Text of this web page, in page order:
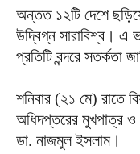
অন্তত ১২টি দেশে
উদ্বিগ্ন সারাবিশ্ব। এ
প্রতিটি বন্দরে সতর্কতা
শনিবার (২১ মে) রাতে
অধিদপ্তরের মুখপাত্র ও
ডা. নাজমুল ইসলাম।